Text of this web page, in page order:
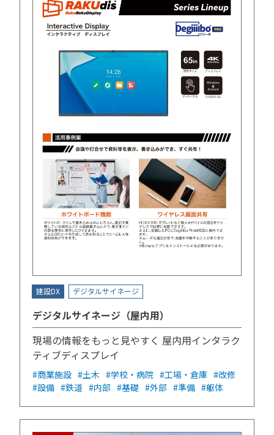
建設DX デジタルサイネージ
デジタルサイネージ（屋内用）
現場の情報をもっと見やすく 屋内用インタラク
ティブディスプレイ
#商業施設 #土木 #学校・病院 #工場・倉庫 #改修
#設備 #鉄道 #内部 #基礎 #外部 #準備 #躯体